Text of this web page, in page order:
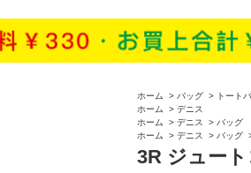
ホーム > バッグ > トート
ホーム
> デニス
ホーム
> デニス > バッグ
ホーム
> デニス > バッグ
3R ジュー